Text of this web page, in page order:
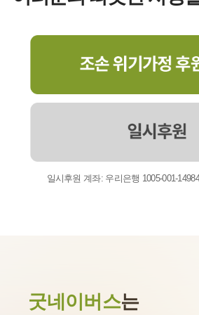
일시후원 계좌: 우리은행 1005-001-
굿네이버스는